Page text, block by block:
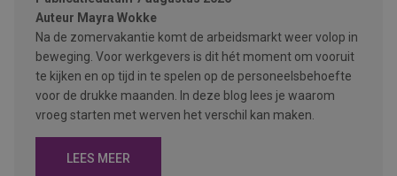
Auteur Mayra Wokke
Na de zomervakantie komt de arbeidsmarkt weer volop in
beweging. Voor werkgevers is dit hét moment om vooruit
te kijken en op tijd in te spelen op de personeelsbehoefte
voor de drukke maanden. In deze blog lees je waarom
vroeg starten met werven het verschil kan maken.
LEES MEER